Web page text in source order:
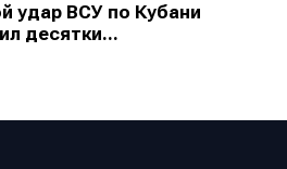
удар ВСУ по Кубани
десятки...